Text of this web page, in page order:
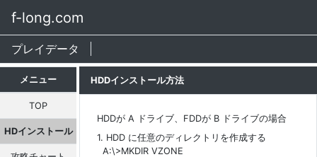
f-long.com
プレイデータ
メニュー
TOP
HDインストール
HDDインストール方法
HDDが A ドライブ、FDDが B ドライブの場合
1. HDD に任意のディレクトリを作成する
A:\>MKDIR VZONE